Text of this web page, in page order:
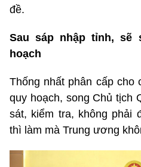
đề.
Sau sáp nhập tỉnh, sẽ
hoạch
Thống nhất phân cấp cho
quy hoạch, song Chủ tịch
sát, kiểm tra, không phải
thì làm mà Trung ương